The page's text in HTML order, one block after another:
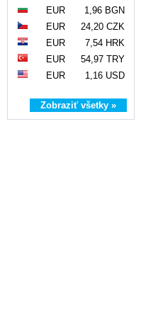
EUR
1,96 BGN
EUR
24,20 CZK
EUR
7,54 HRK
EUR
54,97 TRY
EUR
1,16 USD
Zobraziť všetky »